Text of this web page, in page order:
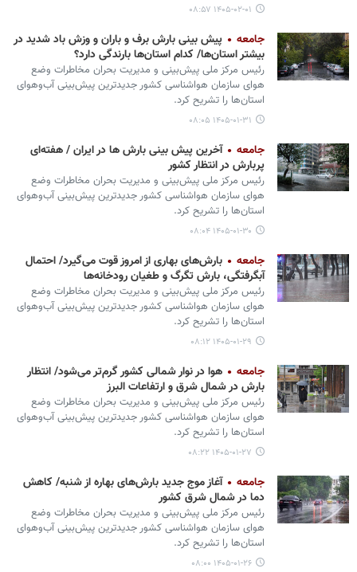
۱۴۰۵-۰۲-۰۱ ۰۸:۵۷
جامعه
پیش بینی بارش برف و باران و وزش باد شدید در
بیشتر استان‌ها/ کدام استان‌ها بارندگی‌ دارد؟
رئیس مرکز ملی پیش‌بینی و مدیریت بحران مخاطرات وضع
هوای سازمان هواشناسی کشور جدیدترین پیش‌بینی آب‌وهوای
استان‌ها را تشریح کرد.
۱۴۰۵-۰۱-۳۱ ۰۸:۰۵
جامعه
آخرین پیش بینی بارش ها در ایران / هفته‌ای
پربارش در انتظار کشور
رئیس مرکز ملی پیش‌بینی و مدیریت بحران مخاطرات وضع
هوای سازمان هواشناسی کشور جدیدترین پیش‌بینی آب‌وهوای
استان‌ها را تشریح کرد.
۱۴۰۵-۰۱-۳۰ ۰۸:۰۴
جامعه
بارش‌های بهاری از امروز قوت می‌گیرد/ احتمال
آبگرفتگی، بارش تگرگ و طغیان رودخانه‌ها
رئیس مرکز ملی پیش‌بینی و مدیریت بحران مخاطرات وضع
هوای سازمان هواشناسی کشور جدیدترین پیش‌بینی آب‌وهوای
استان‌ها را تشریح کرد.
۱۴۰۵-۰۱-۲۹ ۰۸:۱۲
جامعه
هوا در نوار شمالی کشور گرم‌تر می‌شود/ انتظار
بارش‌ در شمال شرق و ارتفاعات البرز
رئیس مرکز ملی پیش‌بینی و مدیریت بحران مخاطرات وضع
هوای سازمان هواشناسی کشور جدیدترین پیش‌بینی آب‌وهوای
استان‌ها را تشریح کرد.
۱۴۰۵-۰۱-۲۷ ۰۸:۲۲
جامعه
آغاز موج جدید بارش‌های بهاره از شنبه/ کاهش
دما در شمال شرق کشور
رئیس مرکز ملی پیش‌بینی و مدیریت بحران مخاطرات وضع
هوای سازمان هواشناسی کشور جدیدترین پیش‌بینی آب‌وهوای
استان‌ها را تشریح کرد.
۱۴۰۵-۰۱-۲۶ ۰۸:۰۰